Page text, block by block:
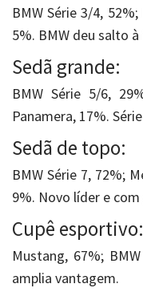
BMW Série 3/4,
5%. BMW deu salto
Sedã grande:
BMW Série 5/6,
Panamera, 17%.
Sedã de topo:
BMW Série 7, 72%;
9%. Novo líder e
Cupê esportivo:
Mustang, 67%;
amplia vantagem.